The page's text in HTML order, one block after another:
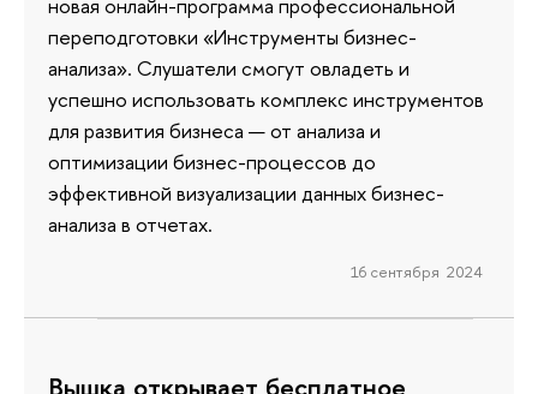
новая онлайн-программа профессиональной
переподготовки «Инструменты бизнес-
анализа». Слушатели смогут овладеть и
успешно использовать комплекс инструментов
для развития бизнеса — от анализа и
оптимизации бизнес-процессов до
эффективной визуализации данных бизнес-
анализа в отчетах.
16 сентября 2024
Вышка открывает бесплатное